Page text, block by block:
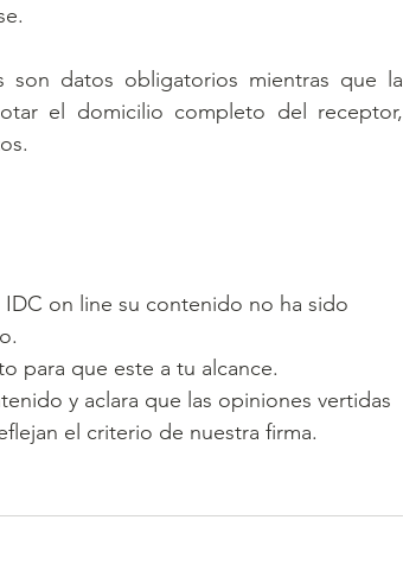
datos obligatorios mientras que la
el domicilio completo del receptor,
on line su contenido no ha sido
para que este a tu alcance.
y aclara que las opiniones vertidas
el criterio de nuestra firma.